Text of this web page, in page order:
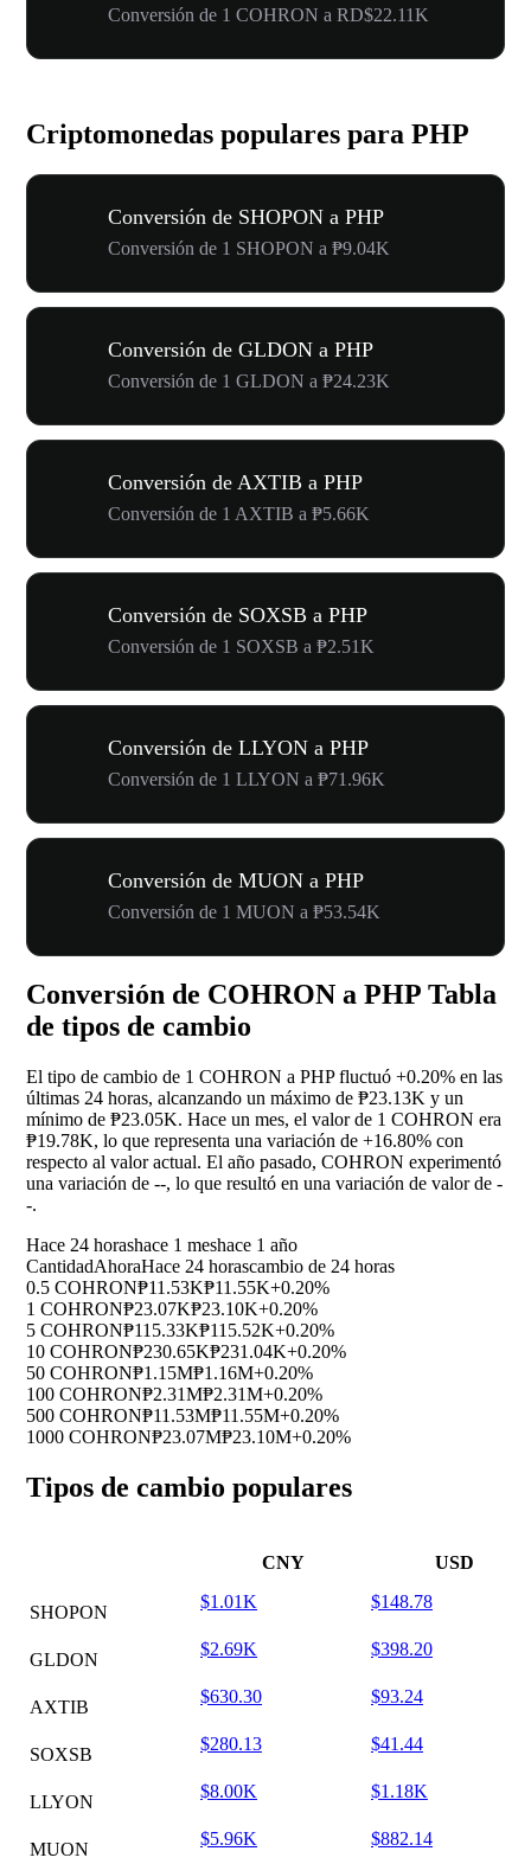
Conversión de 1 COHRON a RD$22.11K
Criptomonedas populares para PHP
Conversión de SHOPON a PHP
Conversión de 1 SHOPON a ₱9.04K
Conversión de GLDON a PHP
Conversión de 1 GLDON a ₱24.23K
Conversión de AXTIB a PHP
Conversión de 1 AXTIB a ₱5.66K
Conversión de SOXSB a PHP
Conversión de 1 SOXSB a ₱2.51K
Conversión de LLYON a PHP
Conversión de 1 LLYON a ₱71.96K
Conversión de MUON a PHP
Conversión de 1 MUON a ₱53.54K
Conversión de COHRON a PHP Tabla
de tipos de cambio
El tipo de cambio de 1 COHRON a PHP fluctuó +0.20% en las
últimas 24 horas, alcanzando un máximo de ₱23.13K y un
mínimo de ₱23.05K. Hace un mes, el valor de 1 COHRON era
₱19.78K, lo que representa una variación de +16.80% con
respecto al valor actual. El año pasado, COHRON experimentó
una variación de --, lo que resultó en una variación de valor de -
-.
Hace 24 horashace 1 meshace 1 año
CantidadAhoraHace 24 horascambio de 24 horas
0.5 COHRON₱11.53K₱11.55K+0.20%
1 COHRON₱23.07K₱23.10K+0.20%
5 COHRON₱115.33K₱115.52K+0.20%
10 COHRON₱230.65K₱231.04K+0.20%
50 COHRON₱1.15M₱1.16M+0.20%
100 COHRON₱2.31M₱2.31M+0.20%
500 COHRON₱11.53M₱11.55M+0.20%
1000 COHRON₱23.07M₱23.10M+0.20%
Tipos de cambio populares
CNY USD
SHOPON
$1.01K $148.78
GLDON
$2.69K $398.20
AXTIB
$630.30 $93.24
SOXSB
$280.13 $41.44
LLYON
$8.00K $1.18K
MUON
$5.96K $882.14